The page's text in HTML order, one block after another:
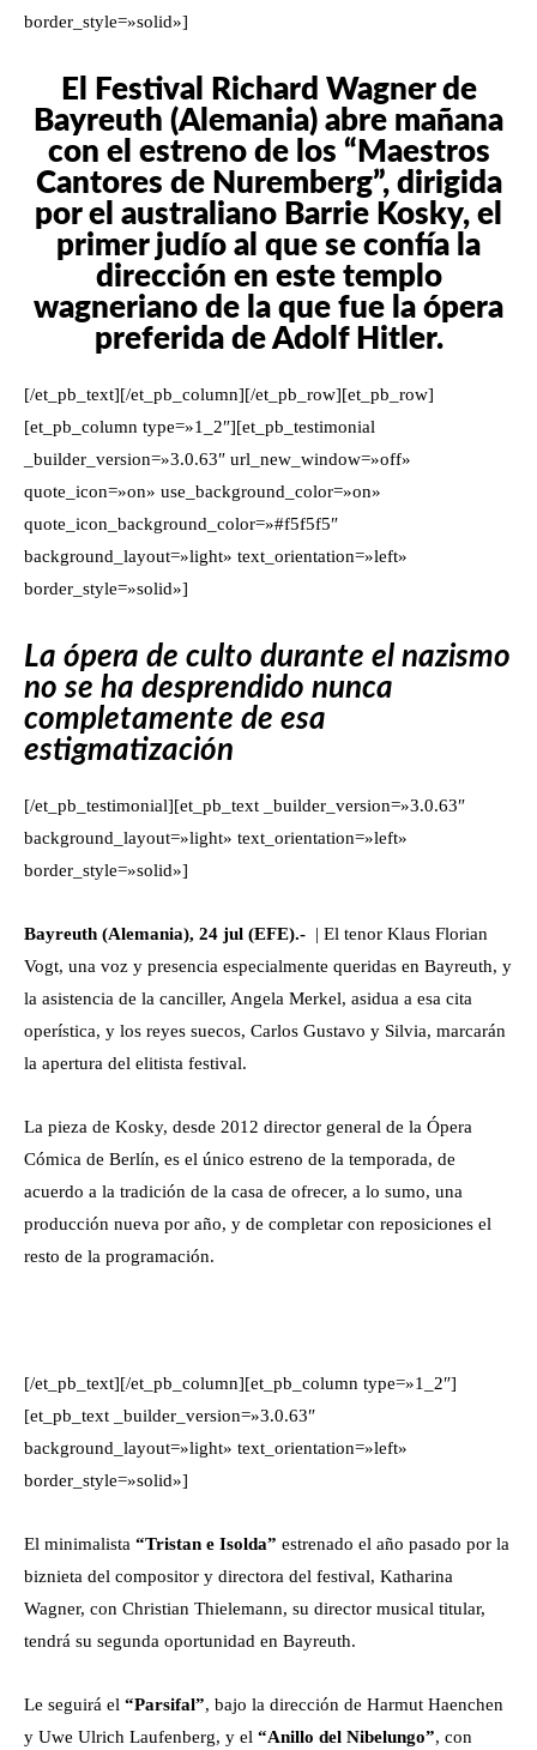
border_style=»solid»]
El Festival Richard Wagner de
Bayreuth (Alemania) abre mañana
con el estreno de los “Maestros
Cantores de Nuremberg”, dirigida
por el australiano Barrie Kosky, el
primer judío al que se confía la
dirección en este templo
wagneriano de la que fue la ópera
preferida de Adolf Hitler.
[/et_pb_text][/et_pb_column][/et_pb_row][et_pb_row]
[et_pb_column type=»1_2″][et_pb_testimonial
_builder_version=»3.0.63″ url_new_window=»off»
quote_icon=»on» use_background_color=»on»
quote_icon_background_color=»#f5f5f5″
background_layout=»light» text_orientation=»left»
border_style=»solid»]
La ópera de culto durante el nazismo
no se ha desprendido nunca
completamente de esa
estigmatización
[/et_pb_testimonial][et_pb_text _builder_version=»3.0.63″
background_layout=»light» text_orientation=»left»
border_style=»solid»]
Bayreuth (Alemania), 24 jul (EFE).- | El tenor Klaus Florian
Vogt, una voz y presencia especialmente queridas en Bayreuth, y
la asistencia de la canciller, Angela Merkel, asidua a esa cita
operística, y los reyes suecos, Carlos Gustavo y Silvia, marcarán
la apertura del elitista festival.
La pieza de Kosky, desde 2012 director general de la Ópera
Cómica de Berlín, es el único estreno de la temporada, de
acuerdo a la tradición de la casa de ofrecer, a lo sumo, una
producción nueva por año, y de completar con reposiciones el
resto de la programación.
[/et_pb_text][/et_pb_column][et_pb_column type=»1_2″]
[et_pb_text _builder_version=»3.0.63″
background_layout=»light» text_orientation=»left»
border_style=»solid»]
El minimalista “Tristan e Isolda” estrenado el año pasado por la
biznieta del compositor y directora del festival, Katharina
Wagner, con Christian Thielemann, su director musical titular,
tendrá su segunda oportunidad en Bayreuth.
Le seguirá el “Parsifal”, bajo la dirección de Harmut Haenchen
y Uwe Ulrich Laufenberg, y el “Anillo del Nibelungo”, con